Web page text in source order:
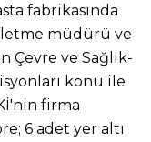
fabrikasında
müdürü ve
ve Sağlık-
konu ile
firma
6 adet yer altı